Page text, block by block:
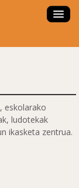
IKASTAROAK
SARTU
eskolarako
ludotekak
ikasketa zentrua.